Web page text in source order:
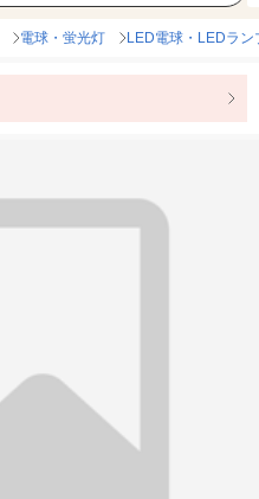
電球・蛍光灯 LED電球・LEDラン